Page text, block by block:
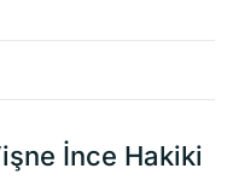
İnce Hakiki